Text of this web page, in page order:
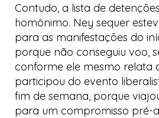
Contudo, a lista de
homônimo. Ney sequer
para as manifestações do
porque não conseguiu voo,
conforme ele mesmo relata
participou do evento
fim de semana, porque
para um compromisso pré-